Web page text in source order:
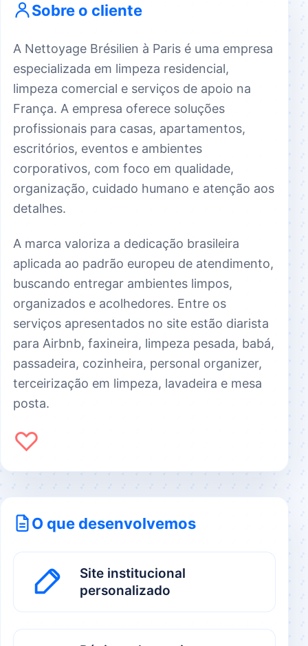
Sobre o cliente
A Nettoyage Brésilien à Paris é uma empresa
especializada em limpeza residencial,
limpeza comercial e serviços de apoio na
França. A empresa oferece soluções
profissionais para casas, apartamentos,
escritórios, eventos e ambientes
corporativos, com foco em qualidade,
organização, cuidado humano e atenção aos
detalhes.
A marca valoriza a dedicação brasileira
aplicada ao padrão europeu de atendimento,
buscando entregar ambientes limpos,
organizados e acolhedores. Entre os
serviços apresentados no site estão diarista
para Airbnb, faxineira, limpeza pesada, babá,
passadeira, cozinheira, personal organizer,
terceirização em limpeza, lavadeira e mesa
posta.
♡
O que desenvolvemos
Site institucional
personalizado